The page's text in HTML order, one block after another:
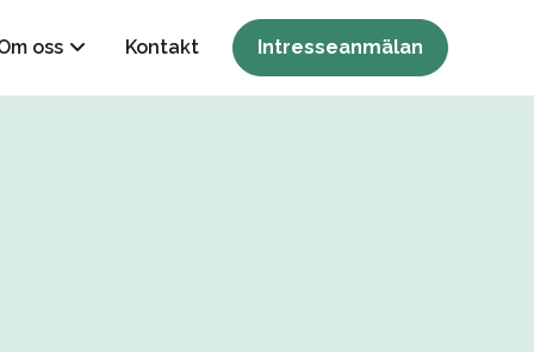
oss Kontakt Intresseanmälan